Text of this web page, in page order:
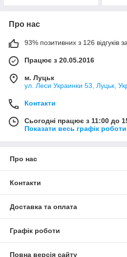
Про нас
93% позитивних з 126 відгуків
Працює з 20.05.2016
м. Луцьк
ул. Леси Украинки 53, Луцьк,
Контакти
Сьогодні працює з 11:00 до
Показати весь графік роботи
Про нас
Контакти
Доставка та оплата
Графік роботи
Повна версія сайту